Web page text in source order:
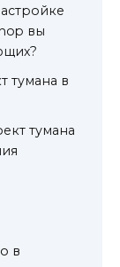
вы
тумана в
тумана
в